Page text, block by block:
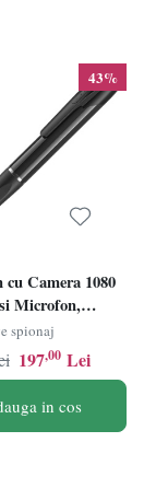
43%
cu Camera 1080
Microfon,
Audio-Video,
Spion cu
spionaj
197,00 Lei
in cos